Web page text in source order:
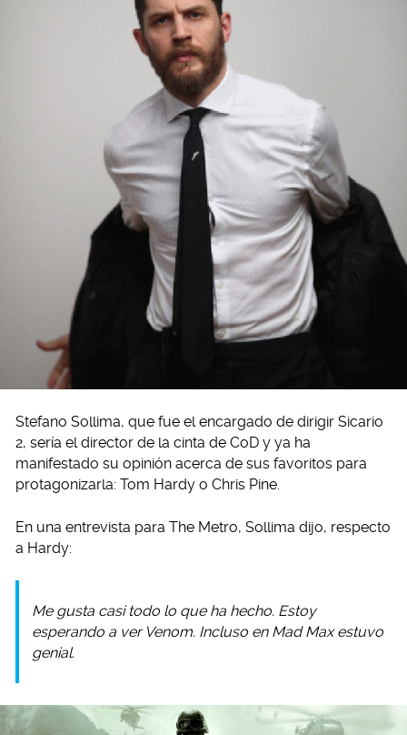
Stefano Sollima, que fue el encargado de dirigir Sicario
2, sería el director de la cinta de CoD y ya ha
manifestado su opinión acerca de sus favoritos para
protagonizarla: Tom Hardy o Chris Pine.
En una entrevista para The Metro, Sollima dijo, respecto
a Hardy:
Me gusta casi todo lo que ha hecho. Estoy
esperando a ver Venom. Incluso en Mad Max estuvo
genial.